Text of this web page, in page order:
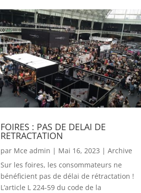
FOIRES : PAS DE DELAI DE
RETRACTATION
par Mce admin | Mai 16, 2023 | Archive
Sur les foires, les consommateurs ne
bénéficient pas de délai de rétractation !
L’article L 224-59 du code de la